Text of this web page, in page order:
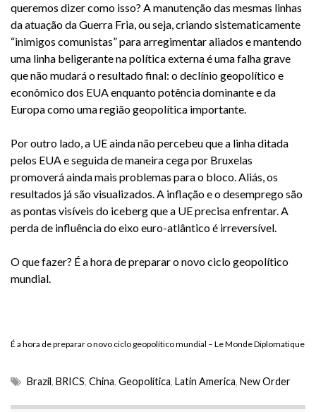
queremos dizer como isso? A manutenção das mesmas linhas
da atuação da Guerra Fria, ou seja, criando sistematicamente
“inimigos comunistas” para arregimentar aliados e mantendo
uma linha beligerante na política externa é uma falha grave
que não mudará o resultado final: o declínio geopolítico e
econômico dos EUA enquanto potência dominante e da
Europa como uma região geopolítica importante.
Por outro lado, a UE ainda não percebeu que a linha ditada
pelos EUA e seguida de maneira cega por Bruxelas
promoverá ainda mais problemas para o bloco. Aliás, os
resultados já são visualizados. A inflação e o desemprego são
as pontas visíveis do iceberg que a UE precisa enfrentar. A
perda de influência do eixo euro-atlântico é irreversível.
O que fazer? É a hora de preparar o novo ciclo geopolítico
mundial.
É a hora de preparar o novo ciclo geopolítico mundial – Le Monde Diplomatique
Brazil, BRICS, China, Geopolítica, Latin America, New Order